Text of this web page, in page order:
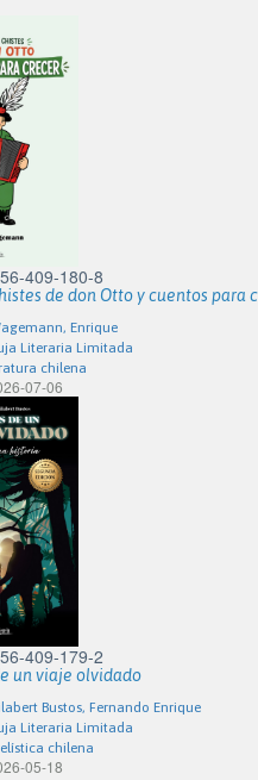
409-180-8
de don Otto y cuentos para
Enrique
Literaria Limitada
chilena
07-06
409-179-2
un viaje olvidado
Bustos, Fernando Enrique
Literaria Limitada
chilena
05-18